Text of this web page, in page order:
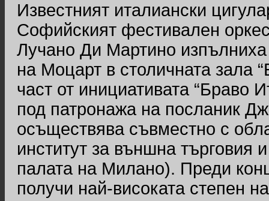
Известният италиански
Софийският фестивален
Лучано Ди Мартино изпълниха
на Моцарт в столичната зала
част от инициативата “Браво
под патронажа на посланик
осъществява съвместно с
институт за външна търговия
палата на Милано). Преди
получи най-високата степен